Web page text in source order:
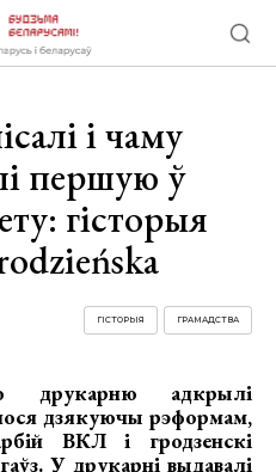
і чаму
першую ў
гісторыя
ГРАМАДСТВА
ГІСТОРЫЯ
друкарню адкрылі
дзякуючы рэформам,
ВКЛ і гродзенскі
У друкарні выдавалі